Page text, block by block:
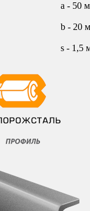
а - 50
b - 20
s - 1,5